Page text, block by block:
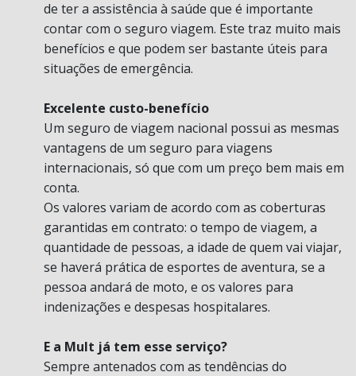
de ter a assistência à saúde que é importante
contar com o seguro viagem. Este traz muito mais
benefícios e que podem ser bastante úteis para
situações de emergência.
Excelente custo-benefício
Um seguro de viagem nacional possui as mesmas
vantagens de um seguro para viagens
internacionais, só que com um preço bem mais em
conta.
Os valores variam de acordo com as coberturas
garantidas em contrato: o tempo de viagem, a
quantidade de pessoas, a idade de quem vai viajar,
se haverá prática de esportes de aventura, se a
pessoa andará de moto, e os valores para
indenizações e despesas hospitalares.
E a Mult já tem esse serviço?
Sempre antenados com as tendências do